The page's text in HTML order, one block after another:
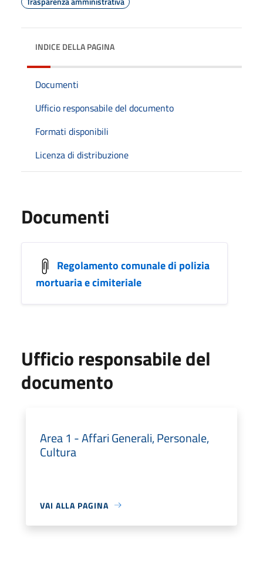
INDICE DELLA PAGINA
Documenti
Ufficio responsabile del documento
Formati disponibili
Licenza di distribuzione
Documenti
Regolamento comunale di polizia
mortuaria e cimiteriale
Ufficio responsabile del
documento
Area 1 - Affari Generali, Personale,
Cultura
VAI ALLA PAGINA